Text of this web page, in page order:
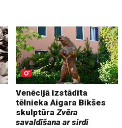
Venēcijā izstādīta
tēlnieka Aigara Bikšes
skulptūraZvēra
savaldīšana ar sirdi